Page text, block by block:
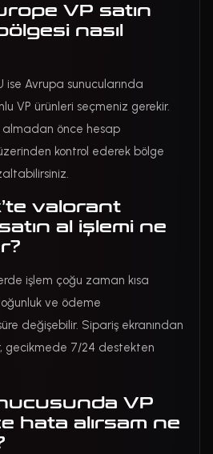
VP satın
nasıl
ise Avrupa sunucularında
VP ürünleri seçmeniz gerekir.
almadan önce hesap
kontrol ederek bölge
valorant
al işlemi ne
işlem çoğu zaman kısa
ve ödeme
değişebilir. Sipariş ekranından
gecikmede 7/24 destekten
VP
hata alırsam ne